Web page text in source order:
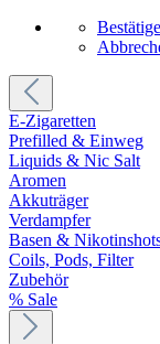
E-Zigaretten
Prefilled & Einweg
Liquids & Nic Salt
Aromen
Akkuträger
Verdampfer
Basen &
Coils, Pods, Filter
Zubehör
% Sale